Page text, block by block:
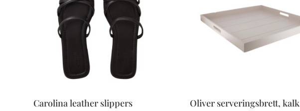
Carolina leather slippers Oliver serveringsbrett, kalk